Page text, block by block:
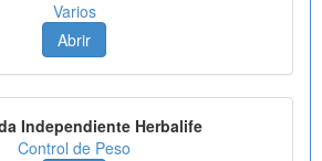
Varios
Abrir
Independiente Herbalife
Control de Peso